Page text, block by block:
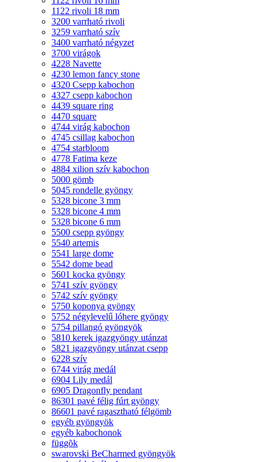
1122 rivoli 18 mm
3200 varrható rivoli
3259 varrható szív
3400 varrható négyzet
3700 virágok
4228 Navette
4230 lemon fancy stone
4320 Csepp kabochon
4327 csepp kabochon
4439 square ring
4470 square
4744 virág kabochon
4745 csillag kabochon
4754 starbloom
4778 Fatima keze
4884 xilion szív kabochon
5000 gömb
5045 rondelle gyöngy
5328 bicone 3 mm
5328 bicone 4 mm
5328 bicone 6 mm
5500 csepp gyöngy
5540 artemis
5541 large dome
5542 dome bead
5601 kocka gyöngy
5741 szív gyöngy
5742 szív gyöngy
5750 koponya gyöngy
5752 négylevelű lóhere gyöngy
5754 pillangó gyöngyök
5810 kerek igazgyöngy utánzat
5821 igazgyöngy utánzat csepp
6228 szív
6744 virág medál
6904 Lily medál
6905 Dragonfly pendant
86301 pavé félig fúrt gyöngy
86601 pavé ragasztható félgömb
egyéb gyöngyök
egyéb kabochonok
függõk
swarovski BeCharmed gyöngyök